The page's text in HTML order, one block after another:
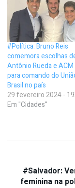
#Política: Bruno Reis
comemora escolhas
Antônio Rueda e
para comando do
Brasil no país
29 fevereiro 2024 -
Em "Cidades"
#Salvador:
feminina na